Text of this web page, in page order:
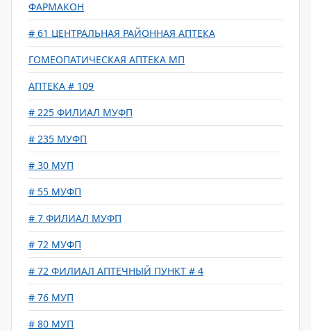
ФАРМАКОН
# 61 ЦЕНТРАЛЬНАЯ РАЙОННАЯ АПТЕКА
ГОМЕОПАТИЧЕСКАЯ АПТЕКА МП
АПТЕКА # 109
# 225 ФИЛИАЛ МУФП
# 235 МУФП
# 30 МУП
# 55 МУФП
# 7 ФИЛИАЛ МУФП
# 72 МУФП
# 72 ФИЛИАЛ АПТЕЧНЫЙ ПУНКТ # 4
# 76 МУП
# 80 МУП